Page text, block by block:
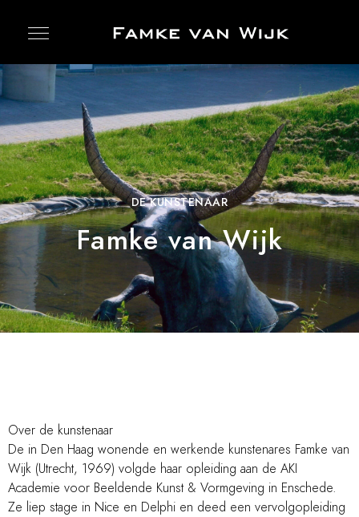
DE KUNSTENAAR
Famke van Wijk
Over de kunstenaar
De in Den Haag wonende en werkende kunstenares Famke van
Wijk (Utrecht, 1969) volgde haar opleiding aan de AKI
Academie voor Beeldende Kunst & Vormgeving in Enschede.
Ze liep stage in Nice en Delphi en deed een vervolgopleiding